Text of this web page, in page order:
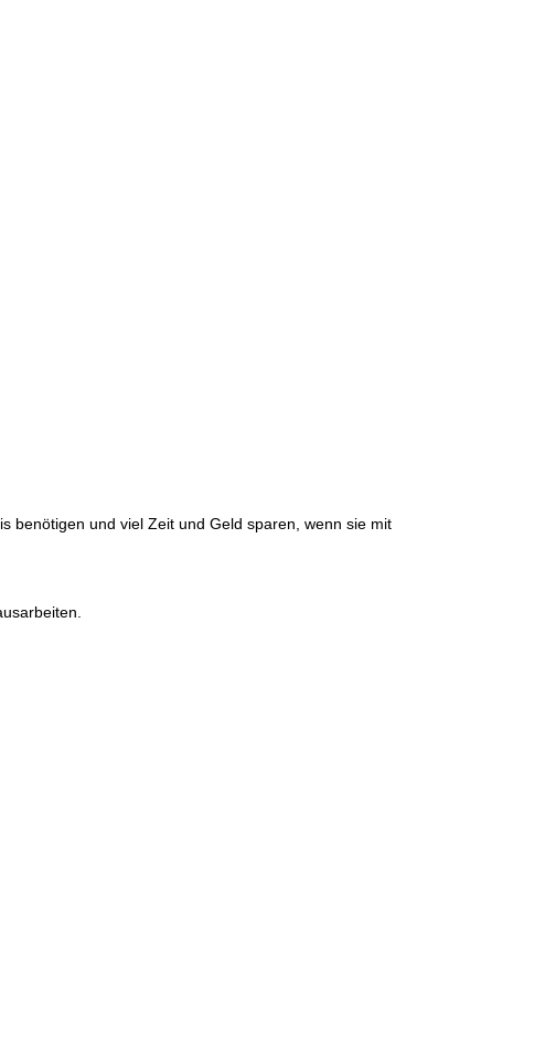
benötigen und viel Zeit und Geld sparen, wenn sie mit